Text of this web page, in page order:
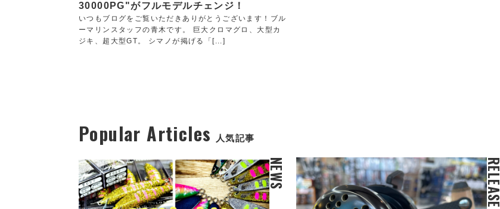
30000PG"がフルモデルチェンジ！
いつもブログをご覧いただきありがとうございます！ブル
ーマリンスタッフの青木です。 巨大クロマグロ、大型カ
ジキ、超大型GT。 シマノが掲げる「[...]
Popular Articles 人気記事
NEWS RELEASE